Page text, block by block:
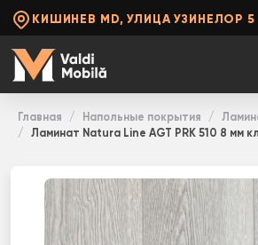
КИШИНЕВ MD, УЛИЦА УЗИНЕЛОР 5
Главная Напольные покрытия
Ламинат Natura Line AGT PRK 510 8 мм